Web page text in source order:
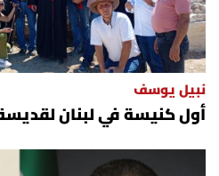
نبيل يوسف
أول كنيسة في لبنان